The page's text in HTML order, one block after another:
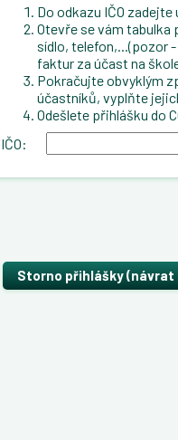
Do odkazu IČO
Otevře se vám tabulka
sídlo, telefon,...(pozor
faktur za účast na
Pokračujte obvyklým
účastníků, vyplňte
Odešlete přihlášku do
IČO:
Storno přihlášky (návrat